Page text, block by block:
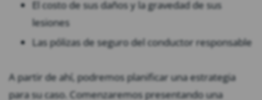
El costo de sus daños y la gravedad de sus
lesiones
Las pólizas de seguro del conductor responsable
A partir de ahí, podremos planificar una estrategia
para su caso. Comenzaremos presentando una